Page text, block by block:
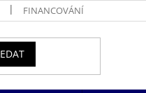
FINANCOVÁNÍ